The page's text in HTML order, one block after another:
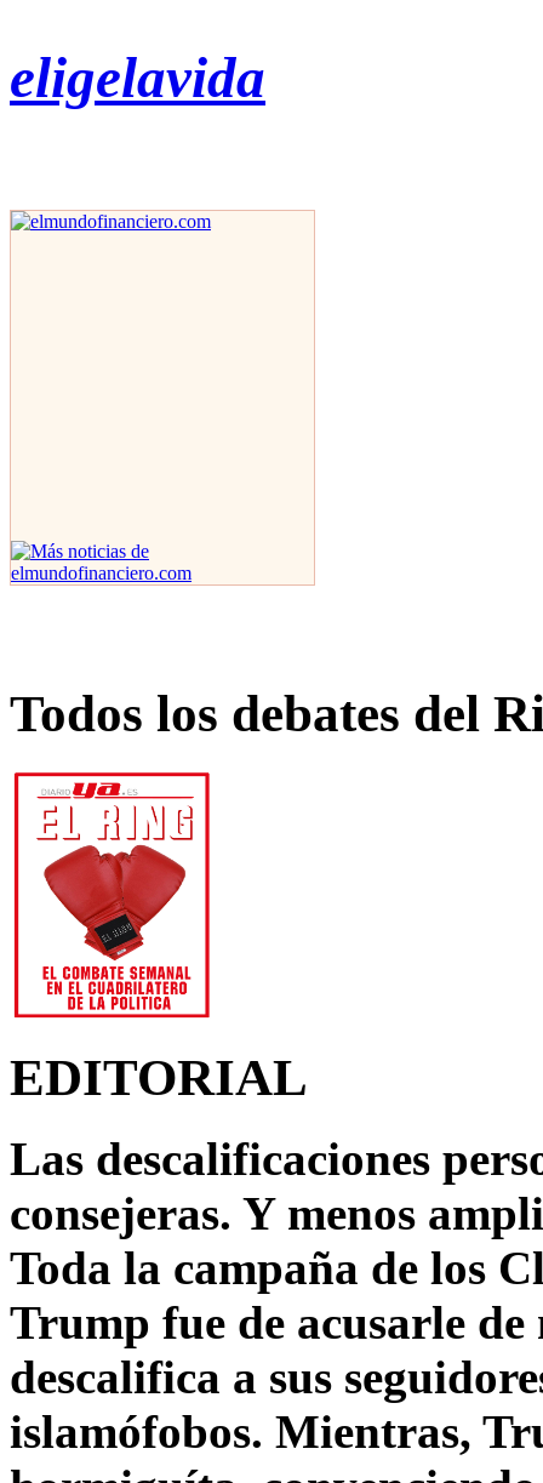
eligelavida
Todos los debates del
EDITORIAL
Las descalificaciones
consejeras. Y menos
Toda la campaña de los
Trump fue de acusarle
descalifica a sus
islamófobos. Mientras,